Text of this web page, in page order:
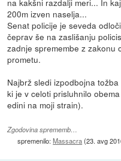
200m izven naselja...
Senat policije je seveda
čeprav še na zaslišanju
zadnje spremembe z zakonu
prometu.
Najbrž sledi izpodbojna
ki je v celoti prisluhnilo
edini na moji strain).
Zgodovina sprememb…
spremenilo:Massacra(23. avg